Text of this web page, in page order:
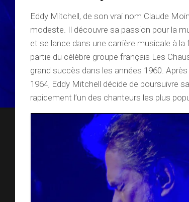
Eddy Mitchell, de son vrai nom Claude
modeste. Il découvre sa passion pour la
et se lance dans une carrière musicale à
partie du célèbre groupe français Les
grand succès dans les années 1960.
1964, Eddy Mitchell décide de poursuivre
rapidement l’un des chanteurs les plus